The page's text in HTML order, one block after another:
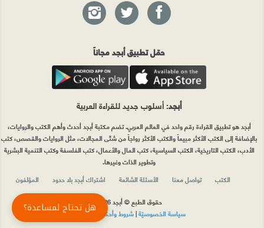
حمّل تطبيق أبجد مجاناً
أبجد: أسلوب جديد للقراءة العربية
أبجد هو تطبيق القراءة رقم واحد في العالم العربي. تضم مكتبة أبجد أحدث وأهم الكتب والروايات،
بالإضافة إلى الكتب الأكثر مبيعاً والكتب الأكثر رواجاً من شتّى المجالات، مثل الروايات والقصص، كتب
الأدب، الكتب التاريخية، الكتب السياسية، كتب المال والأعمال، كتب الفلسفة وكتب التنمية البشرية
وتطوير الذات وغيرها.
الكتب
تواصل معنا الأسئلة الشائعة اشتراك أبجد بلا حدود
المؤلفون
حقوق الطبع © أبجد 2026
سياسة الخصوصيّة|شروط وأحكام الاستخدامهل تحتاج لمساعدة؟